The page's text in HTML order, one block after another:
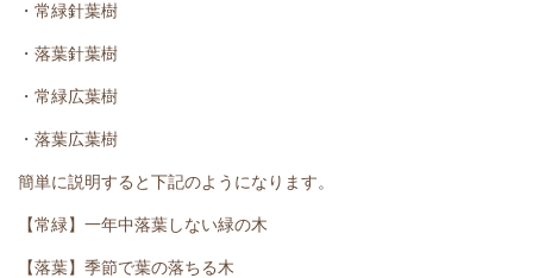
・常緑針葉樹
・落葉針葉樹
・常緑広葉樹
・落葉広葉樹
簡単に説明すると下記のようになります。
【常緑】一年中落葉しない緑の木
【落葉】季節で葉の落ちる木